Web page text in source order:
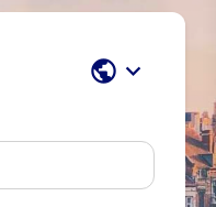
public keyboard_arrow_down